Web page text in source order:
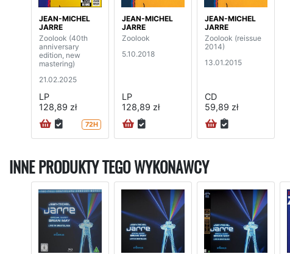
JEAN-MICHEL
JARRE
Zoolook (40th
anniversary
edition, new
mastering)
21.02.2025
LP
128,89 zł
72H
JEAN-MICHEL
JARRE
Zoolook
5.10.2018
LP
128,89 zł
JEAN-MICHEL
JARRE
Zoolook (reissue
2014)
13.01.2015
CD
59,89 zł
INNE PRODUKTY TEGO WYKONAWCY